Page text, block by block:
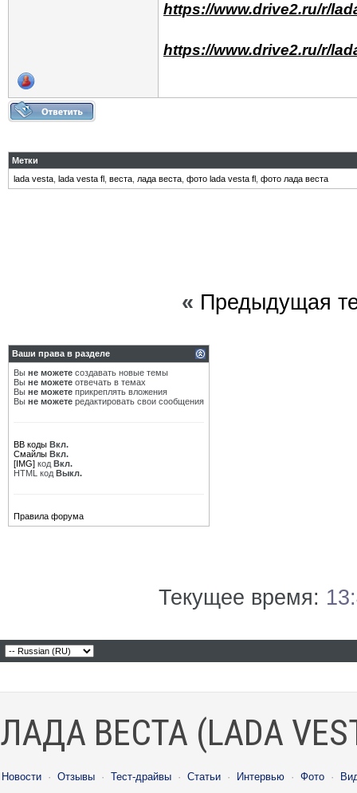
https://www.drive2.ru/r/
https://www.drive2.ru/r/
Метки
lada vesta lada vesta fl веста лада веста фото lada vesta fl фото лада веста
« Предыдущая
Ваши права в разделе
Вы не можете создавать новые темы
Вы не можете отвечать в темах
Вы не можете прикреплять вложения
Вы не можете редактировать свои сообщения
BB коды Вкл.
Смайлы Вкл.
[IMG] код Вкл.
HTML код Выкл.
Правила форума
Текущее время:
ЛАДА ВЕСТА (LADA
Новости · Отзывы · Тест-драйвы · Статьи · Интервью · Фото ·